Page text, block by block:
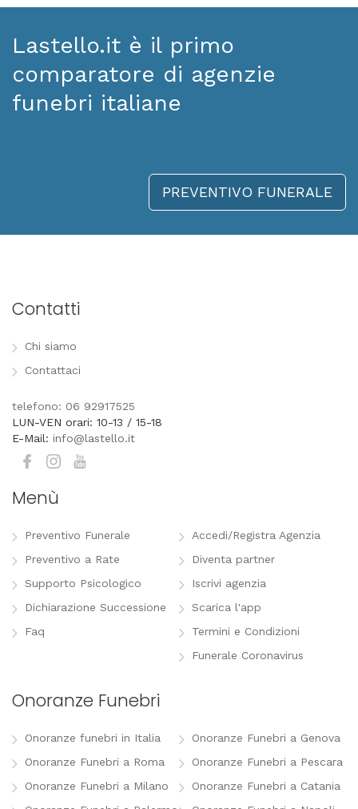
Lastello.it è il primo
comparatore di agenzie
funebri italiane
PREVENTIVO FUNERALE
Contatti
Chi siamo
Contattaci
telefono: 06 92917525
LUN-VEN orari: 10-13 / 15-18
E-Mail: info@lastello.it
Menù
Preventivo Funerale
Preventivo a Rate
Supporto Psicologico
Dichiarazione Successione
Faq
Accedi/Registra Agenzia
Diventa partner
Iscrivi agenzia
Scarica l'app
Termini e Condizioni
Funerale Coronavirus
Onoranze Funebri
Onoranze funebri in Italia
Onoranze Funebri a Roma
Onoranze Funebri a Milano
Onoranze Funebri a Genova
Onoranze Funebri a Pescara
Onoranze Funebri a Catania